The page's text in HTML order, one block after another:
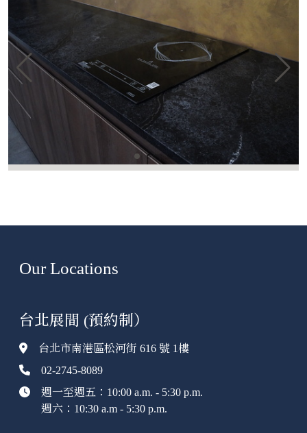
Our Locations
台北展間 (預約制）
台北市南港區松河街 616 號 1樓
02-2745-8089
週一至週五：10:00 a.m. - 5:30 p.m.
週六：10:30 a.m - 5:30 p.m.